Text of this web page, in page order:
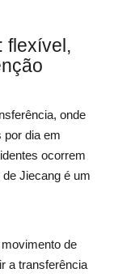
flexível,
onde
por dia em
ocorrem
Jiecang é um
de
a transferência